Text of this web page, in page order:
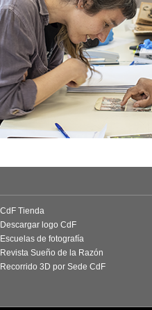
CdF Tienda
Descargar logo CdF
Escuelas de fotografía
Revista Sueño de la Razón
Recorrido 3D por Sede CdF